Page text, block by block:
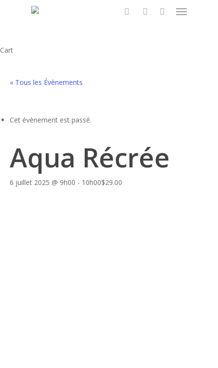
Menu
CartClose
« Tous les Évènements
Cet évènement est passé.
Aqua Récrée
6 juillet 2025 @ 9h00 - 10h00$29.00